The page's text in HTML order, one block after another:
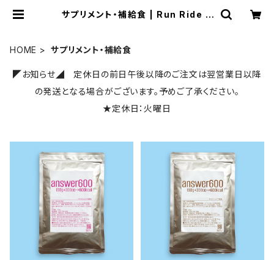
サプリメント・補給食 | Run Ride P
HOME サプリメント・補給食
◤お知らせ◢ 定休日の前日午後以降のご注文は翌営業日以降
の発送となる場合がございます。予めご了承ください。
★定休日：火曜日